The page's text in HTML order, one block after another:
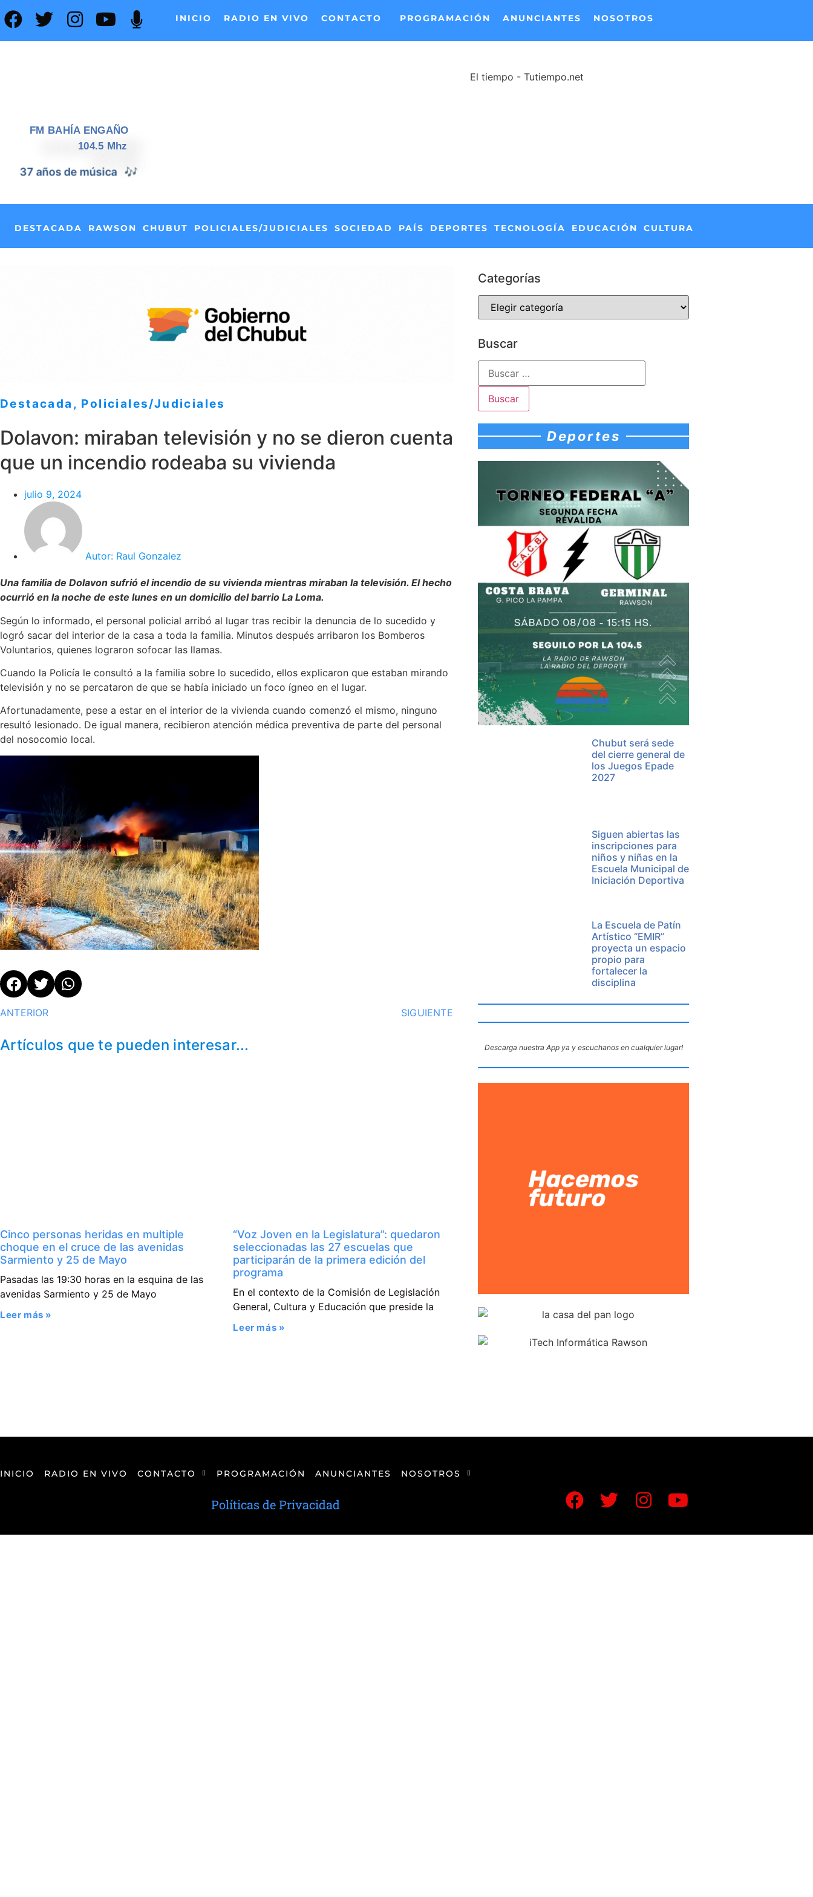
INICIO RADIO EN VIVO CONTACTO PROGRAMACIÓN ANUNCIANTES NOSOTROS
FM BAHÍA ENGAÑO
104.5 Mhz
37 años de noticias 📰
El tiempo - Tutiempo.net
DESTACADA RAWSON CHUBUT POLICIALES/JUDICIALES SOCIEDAD PAÍS DEPORTES TECNOLOGÍA EDUCACIÓN CULTURA
Destacada , Policiales/Judiciales
Dolavon: miraban televisión y no se dieron cuenta
que un incendio rodeaba su vivienda
julio 9, 2024
Autor: Raul Gonzalez
Una familia de Dolavon sufrió el incendio de su vivienda mientras miraban la televisión. El hecho
ocurrió en la noche de este lunes en un domicilio del barrio La Loma.
Según lo informado, el personal policial arribó al lugar tras recibir la denuncia de lo sucedido y
logró sacar del interior de la casa a toda la familia. Minutos después arribaron los Bomberos
Voluntarios, quienes lograron sofocar las llamas.
Cuando la Policía le consultó a la familia sobre lo sucedido, ellos explicaron que estaban mirando
televisión y no se percataron de que se había iniciado un foco ígneo en el lugar.
Afortunadamente, pese a estar en el interior de la vivienda cuando comenzó el mismo, ninguno
resultó lesionado. De igual manera, recibieron atención médica preventiva de parte del personal
del nosocomio local.
ANTERIOR SIGUIENTE
Artículos que te pueden interesar...
Cinco personas heridas en multiple
choque en el cruce de las avenidas
Sarmiento y 25 de Mayo
Pasadas las 19:30 horas en la esquina de las
avenidas Sarmiento y 25 de Mayo
Leer más »
“Voz Joven en la Legislatura”: quedaron
seleccionadas las 27 escuelas que
participarán de la primera edición del
programa
En el contexto de la Comisión de Legislación
General, Cultura y Educación que preside la
Leer más »
Categorías
Buscar
Deportes
Chubut será sede
del cierre general de
los Juegos Epade
2027
Siguen abiertas las
inscripciones para
niños y niñas en la
Escuela Municipal de
Iniciación Deportiva
La Escuela de Patín
Artístico “EMIR”
proyecta un espacio
propio para
fortalecer la
disciplina
Descarga nuestra App ya y escuchanos en cualquier lugar!
INICIO RADIO EN VIVO CONTACTO PROGRAMACIÓN ANUNCIANTES NOSOTROS
Políticas de Privacidad